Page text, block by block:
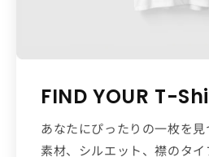
FIND YOUR T-
あなたにぴったりの一枚を見
素材、シルエット、襟のタイ